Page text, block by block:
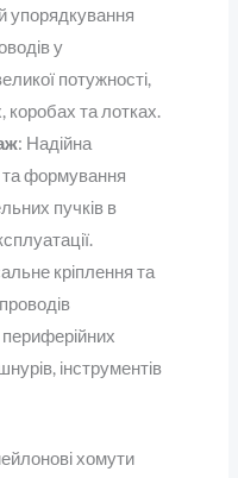
упорядкування
у
потужності,
коробах та лотках.
: Надійна
та формування
пучків в
кріплення та
периферійних
інструментів
хомути